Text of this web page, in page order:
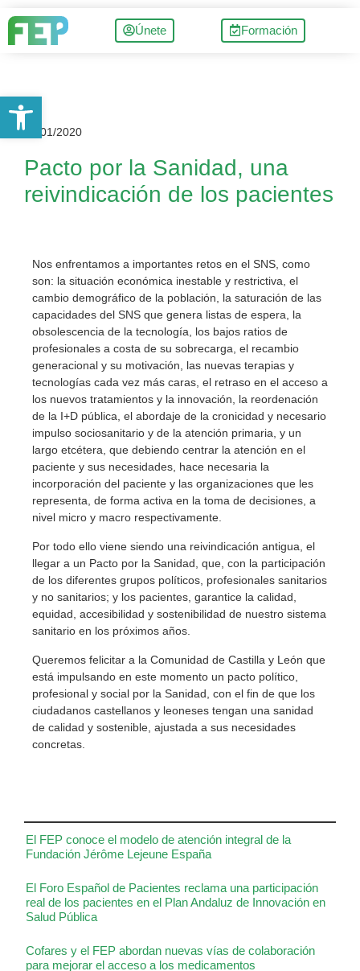
Únete Formación
El FEP conoce el modelo de atención integral de la
Fundación Jérôme Lejeune España
El Foro Español de Pacientes reclama una participación
real de los pacientes en el Plan Andaluz de Innovación en
Salud Pública
Cofares y el FEP abordan nuevas vías de colaboración
para mejorar el acceso a los medicamentos
27/01/2020
Pacto por la Sanidad, una
reivindicación de los pacientes
Nos enfrentamos a importantes retos en el SNS, como
son: la situación económica inestable y restrictiva, el
cambio demográfico de la población, la saturación de las
capacidades del SNS que genera listas de espera, la
obsolescencia de la tecnología, los bajos ratios de
profesionales a costa de su sobrecarga, el recambio
generacional y su motivación, las nuevas terapias y
tecnologías cada vez más caras, el retraso en el acceso a
los nuevos tratamientos y la innovación, la reordenación
de la I+D pública, el abordaje de la cronicidad y necesario
impulso sociosanitario y de la atención primaria, y un
largo etcétera, que debiendo centrar la atención en el
paciente y sus necesidades, hace necesaria la
incorporación del paciente y las organizaciones que les
representa, de forma activa en la toma de decisiones, a
nivel micro y macro respectivamente.
Por todo ello viene siendo una reivindicación antigua, el
llegar a un Pacto por la Sanidad, que, con la participación
de los diferentes grupos políticos, profesionales sanitarios
y no sanitarios; y los pacientes, garantice la calidad,
equidad, accesibilidad y sostenibilidad de nuestro sistema
sanitario en los próximos años.
Queremos felicitar a la Comunidad de Castilla y León que
está impulsando en este momento un pacto político,
profesional y social por la Sanidad, con el fin de que los
ciudadanos castellanos y leoneses tengan una sanidad
de calidad y sostenible, ajustada a sus necesidades
concretas.
Abrir barra de herramientas